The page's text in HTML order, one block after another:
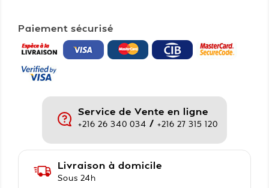
Paiement sécurisé
Service de Vente en ligne
+216 26 340 034 / +216 27 315 120
Livraison à domicile
Sous 24h